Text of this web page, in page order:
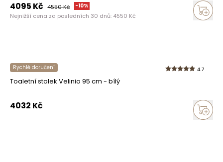
4095 Kč 4550Kč -10%
Nejnižší cena za posledních 30 dnů: 4550 Kč
Rychlé doručení 4.7
Toaletní stolek Velinio 95 cm - bílý
4032 Kč